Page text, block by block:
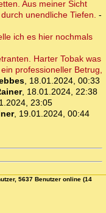
Aus meiner Sicht
unendliche Tiefen. -
ich es hier nochmals
Harter Tobak was
professioneller Betrug,
, 18.01.2024, 00:33
, 18.01.2024, 22:38
23:05
, 19.01.2024, 00:44
5637 Benutzer online (14